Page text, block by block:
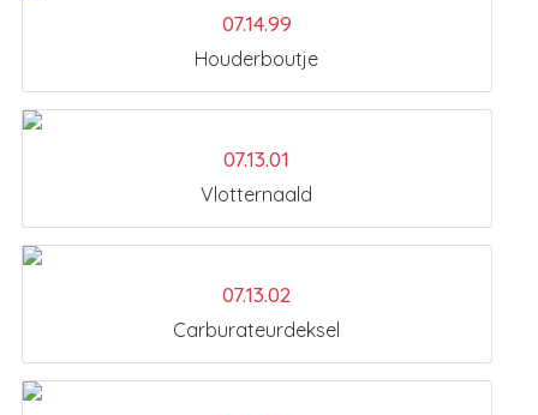
07.14.99
Houderboutje
07.13.01
Vlotternaald
07.13.02
Carburateurdeksel